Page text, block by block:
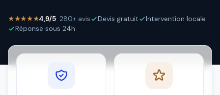
★★★★★4,9/5· 280+ avis Devis gratuit
Intervention locale
Réponse sous 24h